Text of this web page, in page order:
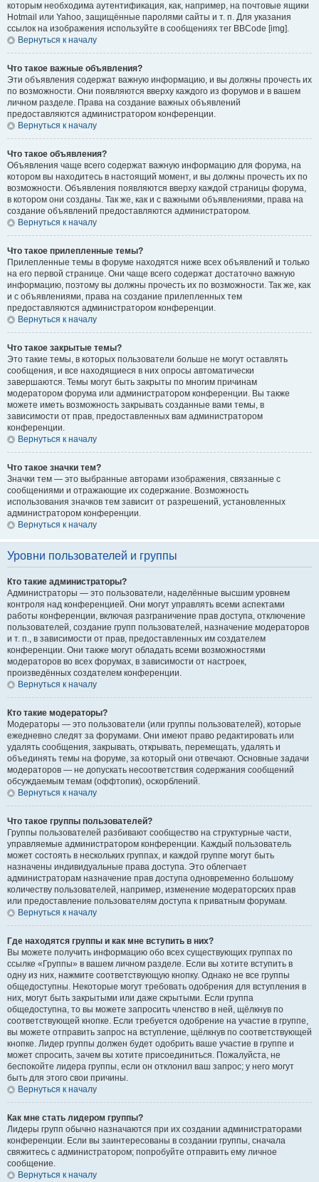
которым необходима аутентификация, как, например, на почтовые ящики
Hotmail или Yahoo, защищённые паролями сайты и т. п. Для указания
ссылок на изображения используйте в сообщениях тег BBCode [img].
Вернуться к началу
Что такое важные объявления?
Эти объявления содержат важную информацию, и вы должны прочесть их
по возможности. Они появляются вверху каждого из форумов и в вашем
личном разделе. Права на создание важных объявлений
предоставляются администратором конференции.
Вернуться к началу
Что такое объявления?
Объявления чаще всего содержат важную информацию для форума, на
котором вы находитесь в настоящий момент, и вы должны прочесть их по
возможности. Объявления появляются вверху каждой страницы форума,
в котором они созданы. Так же, как и с важными объявлениями, права на
создание объявлений предоставляются администратором.
Вернуться к началу
Что такое прилепленные темы?
Прилепленные темы в форуме находятся ниже всех объявлений и только
на его первой странице. Они чаще всего содержат достаточно важную
информацию, поэтому вы должны прочесть их по возможности. Так же, как
и с объявлениями, права на создание прилепленных тем
предоставляются администратором конференции.
Вернуться к началу
Что такое закрытые темы?
Это такие темы, в которых пользователи больше не могут оставлять
сообщения, и все находящиеся в них опросы автоматически
завершаются. Темы могут быть закрыты по многим причинам
модератором форума или администратором конференции. Вы также
можете иметь возможность закрывать созданные вами темы, в
зависимости от прав, предоставленных вам администратором
конференции.
Вернуться к началу
Что такое значки тем?
Значки тем — это выбранные авторами изображения, связанные с
сообщениями и отражающие их содержание. Возможность
использования значков тем зависит от разрешений, установленных
администратором конференции.
Вернуться к началу
Уровни пользователей и группы
Кто такие администраторы?
Администраторы — это пользователи, наделённые высшим уровнем
контроля над конференцией. Они могут управлять всеми аспектами
работы конференции, включая разграничение прав доступа, отключение
пользователей, создание групп пользователей, назначение модераторов
и т. п., в зависимости от прав, предоставленных им создателем
конференции. Они также могут обладать всеми возможностями
модераторов во всех форумах, в зависимости от настроек,
произведённых создателем конференции.
Вернуться к началу
Кто такие модераторы?
Модераторы — это пользователи (или группы пользователей), которые
ежедневно следят за форумами. Они имеют право редактировать или
удалять сообщения, закрывать, открывать, перемещать, удалять и
объединять темы на форуме, за который они отвечают. Основные задачи
модераторов — не допускать несоответствия содержания сообщений
обсуждаемым темам (оффтопик), оскорблений.
Вернуться к началу
Что такое группы пользователей?
Группы пользователей разбивают сообщество на структурные части,
управляемые администратором конференции. Каждый пользователь
может состоять в нескольких группах, и каждой группе могут быть
назначены индивидуальные права доступа. Это облегчает
администраторам назначение прав доступа одновременно большому
количеству пользователей, например, изменение модераторских прав
или предоставление пользователям доступа к приватным форумам.
Вернуться к началу
Где находятся группы и как мне вступить в них?
Вы можете получить информацию обо всех существующих группах по
ссылке «Группы» в вашем личном разделе. Если вы хотите вступить в
одну из них, нажмите соответствующую кнопку. Однако не все группы
общедоступны. Некоторые могут требовать одобрения для вступления в
них, могут быть закрытыми или даже скрытыми. Если группа
общедоступна, то вы можете запросить членство в ней, щёлкнув по
соответствующей кнопке. Если требуется одобрение на участие в группе,
вы можете отправить запрос на вступление, щёлкнув по соответствующей
кнопке. Лидер группы должен будет одобрить ваше участие в группе и
может спросить, зачем вы хотите присоединиться. Пожалуйста, не
беспокойте лидера группы, если он отклонил ваш запрос; у него могут
быть для этого свои причины.
Вернуться к началу
Как мне стать лидером группы?
Лидеры групп обычно назначаются при их создании администраторами
конференции. Если вы заинтересованы в создании группы, сначала
свяжитесь с администратором; попробуйте отправить ему личное
сообщение.
Вернуться к началу